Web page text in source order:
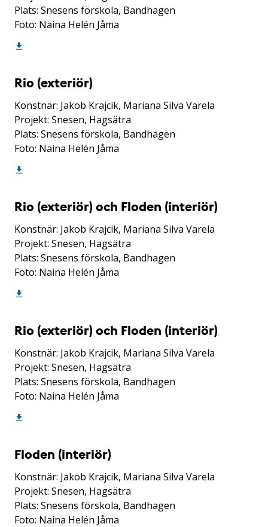
Plats: Snesens förskola, Bandhagen
Foto: Naina Helén Jåma
Rio (exteriör)
Konstnär: Jakob Krajcik, Mariana Silva Varela
Projekt: Snesen, Hagsätra
Plats: Snesens förskola, Bandhagen
Foto: Naina Helén Jåma
Rio (exteriör) och Floden (interiör)
Konstnär: Jakob Krajcik, Mariana Silva Varela
Projekt: Snesen, Hagsätra
Plats: Snesens förskola, Bandhagen
Foto: Naina Helén Jåma
Rio (exteriör) och Floden (interiör)
Konstnär: Jakob Krajcik, Mariana Silva Varela
Projekt: Snesen, Hagsätra
Plats: Snesens förskola, Bandhagen
Foto: Naina Helén Jåma
Floden (interiör)
Konstnär: Jakob Krajcik, Mariana Silva Varela
Projekt: Snesen, Hagsätra
Plats: Snesens förskola, Bandhagen
Foto: Naina Helén Jåma